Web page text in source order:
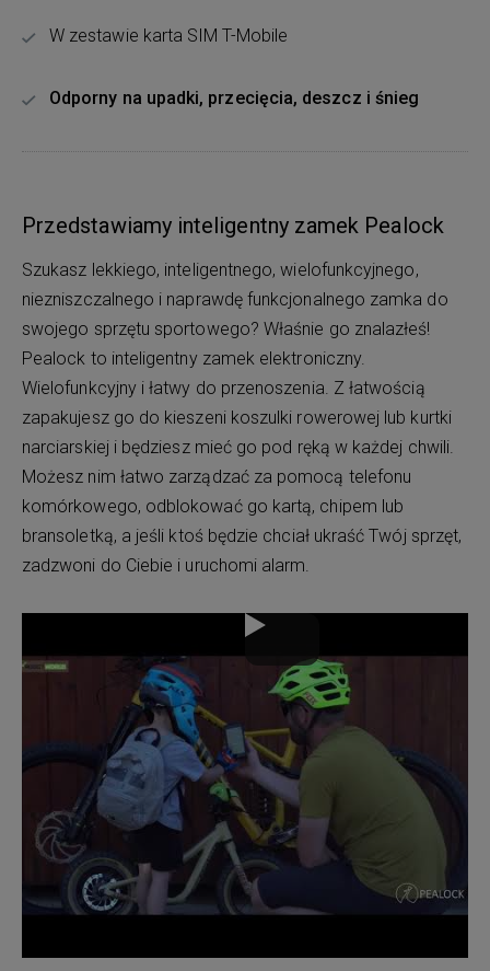
W zestawie karta SIM T-Mobile
Odporny na upadki, przecięcia, deszcz i śnieg
Przedstawiamy inteligentny zamek Pealock
Szukasz lekkiego, inteligentnego, wielofunkcyjnego,
niezniszczalnego i naprawdę funkcjonalnego zamka do
swojego sprzętu sportowego? Właśnie go znalazłeś!
Pealock to inteligentny zamek elektroniczny.
Wielofunkcyjny i łatwy do przenoszenia. Z łatwością
zapakujesz go do kieszeni koszulki rowerowej lub kurtki
narciarskiej i będziesz mieć go pod ręką w każdej chwili.
Możesz nim łatwo zarządzać za pomocą telefonu
komórkowego, odblokować go kartą, chipem lub
bransoletką, a jeśli ktoś będzie chciał ukraść Twój sprzęt,
zadzwoni do Ciebie i uruchomi alarm.